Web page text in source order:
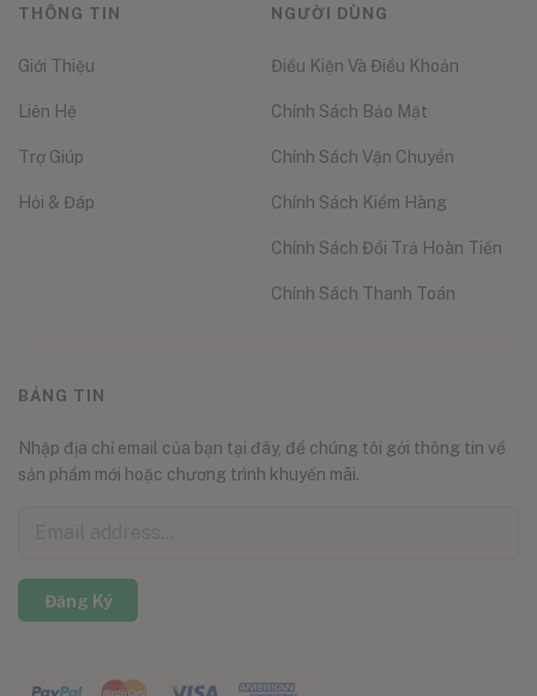
THÔNG TIN
Giới Thiệu
Liên Hệ
Trợ Giúp
Hỏi & Đáp
NGƯỜI DÙNG
Điều Kiện Và Điều Khoản
Chính Sách Bảo Mật
Chính Sách Vận Chuyển
Chính Sách Kiểm Hàng
Chính Sách Đổi Trả Hoàn Tiền
Chính Sách Thanh Toán
BẢNG TIN
Nhập địa chỉ email của bạn tại đây, để chúng tôi gởi thông tin về
sản phẩm mới hoặc chương trình khuyến mãi.
Đăng Ký